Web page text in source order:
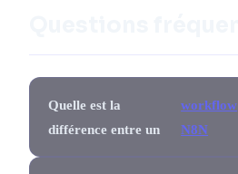
Quelle est la
différence entre un
workflow
N8N